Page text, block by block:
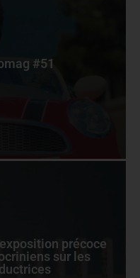
#51
précoce
sur les